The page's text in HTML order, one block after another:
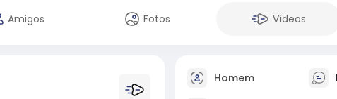
Amigos Fotos Vídeos
Homem